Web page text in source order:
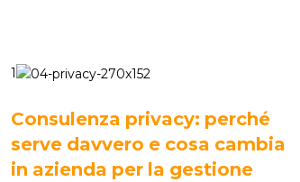
1
Consulenza privacy: perché
serve davvero e cosa cambia
in azienda per la gestione